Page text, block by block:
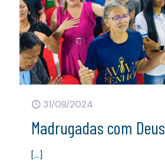
31/08/2024
Madrugadas com Deus
[…]